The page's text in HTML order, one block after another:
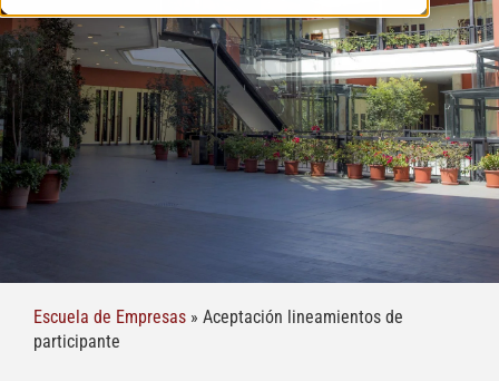
Escuela de Empresas » Aceptación lineamientos de
participante